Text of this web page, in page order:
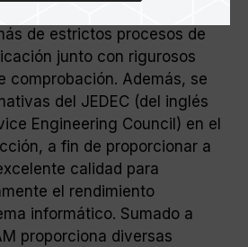
de estrictos procesos de
junto con rigurosos
comprobación. Además, se
del JEDEC (del inglés
Engineering Council) en el
a fin de proporcionar a
calidad para
el rendimiento
informático. Sumado a
proporciona diversas